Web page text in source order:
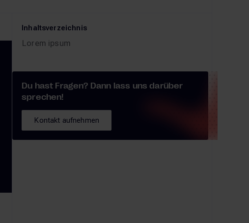
Inhaltsverzeichnis
Lorem ipsum
Du hast Fragen? Dann lass uns darüber
sprechen!
Kontakt aufnehmen